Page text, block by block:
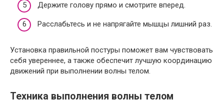
Держите голову прямо и смотрите вперед.
Расслабьтесь и не напрягайте мышцы лишний раз.
Установка правильной постуры поможет вам чувствовать
себя увереннее, а также обеспечит лучшую координацию
движений при выполнении волны телом.
Техника выполнения волны телом